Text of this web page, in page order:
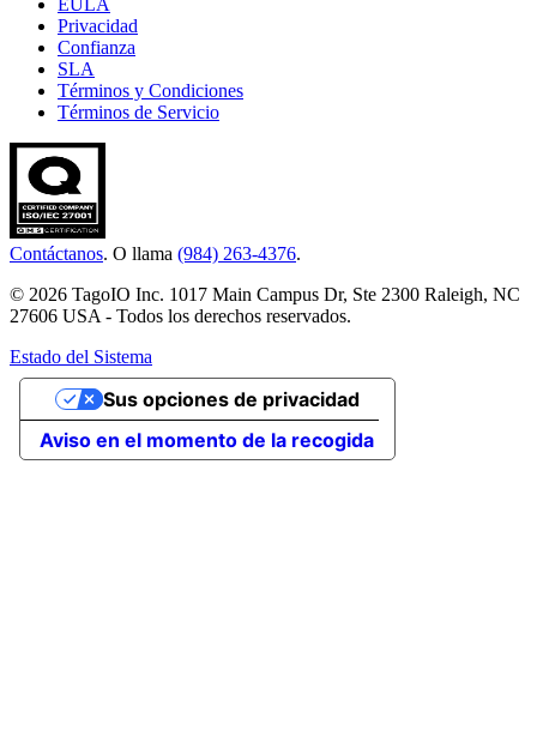
EULA
Privacidad
Confianza
SLA
Términos y Condiciones
Términos de Servicio
Contáctanos. O llama (984) 263-4376.
© 2026 TagoIO Inc. 1017 Main Campus Dr, Ste 2300 Raleigh, NC
27606 USA - Todos los derechos reservados.
Estado del Sistema
Aviso en el momento de la recogida
Sus opciones de privacidad